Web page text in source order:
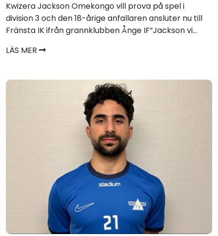
Kwizera Jackson Omekongo vill prova på spel i
division 3 och den 18-årige anfallaren ansluter nu till
Fränsta IK ifrån grannklubben Ånge IF”Jackson vi...
LÄS MER